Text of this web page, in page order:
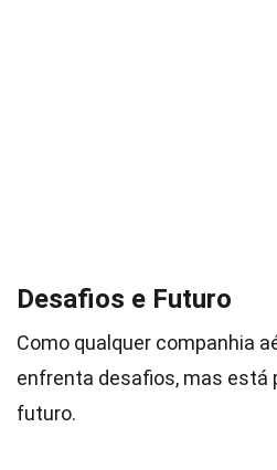
Desafios e Futuro
Como qualquer companhia
enfrenta desafios, mas está
futuro.